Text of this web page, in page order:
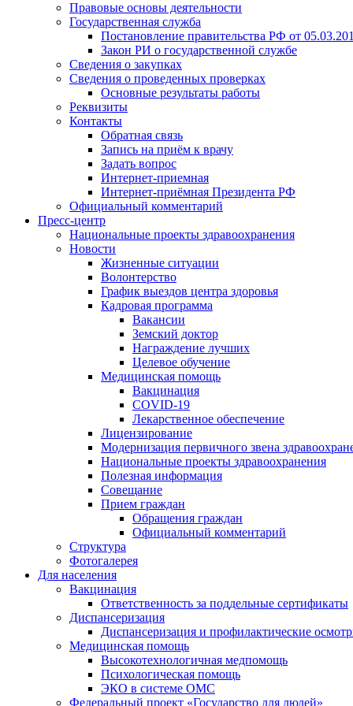
Правовые основы деятельности
Государственная служба
Постановление правительства РФ от
Закон РИ о государственной службе
Сведения о закупках
Сведения о проведенных проверках
Основные результаты работы
Реквизиты
Контакты
Обратная связь
Запись на приём к врачу
Задать вопрос
Интернет-приемная
Интернет-приёмная Президента РФ
Официальный комментарий
Пресс-центр
Национальные проекты здравоохранения
Новости
Жизненные ситуации
Волонтерство
График выездов центра здоровья
Кадровая программа
Вакансии
Земский доктор
Награждение лучших
Целевое обучение
Медицинская помощь
Вакцинация
COVID-19
Лекарственное обеспечение
Лицензирование
Модернизация первичного звена
Национальные проекты здравоохранения
Полезная информация
Совещание
Прием граждан
Обращения граждан
Официальный комментарий
Структура
Фотогалерея
Для населения
Вакцинация
Ответственность за поддельные сертификаты
Диспансеризация
Диспансеризация и профилактические
Медицинская помощь
Высокотехнологичная медпомощь
Психологическая помощь
ЭКО в системе ОМС
Федеральный проект «Государство для людей»